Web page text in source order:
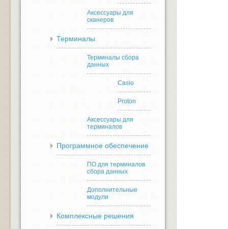
Аксессуары для
сканеров
Терминалы
Терминалы сбора
данных
Casio
Proton
Аксессуары для
терминалов
Программное обеспечение
ПО для терминалов
сбора данных
Дополнительные
модули
Комплексные решения